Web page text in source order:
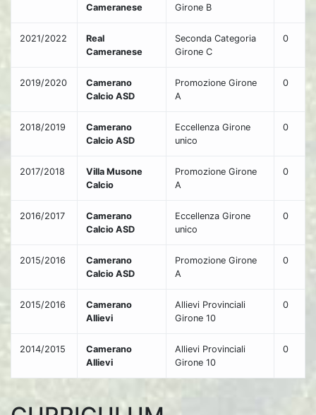
Cameranese
Girone B
2021/2022
Real
Cameranese
Seconda Categoria
Girone C
0
2019/2020
Camerano
Calcio ASD
Promozione Girone
A
0
2018/2019
Camerano
Calcio ASD
Eccellenza Girone
unico
0
2017/2018
Villa Musone
Calcio
Promozione Girone
A
0
2016/2017
Camerano
Calcio ASD
Eccellenza Girone
unico
0
2015/2016
Camerano
Calcio ASD
Promozione Girone
A
0
2015/2016
Camerano
Allievi
Allievi Provinciali
Girone 10
0
2014/2015
Camerano
Allievi
Allievi Provinciali
Girone 10
0